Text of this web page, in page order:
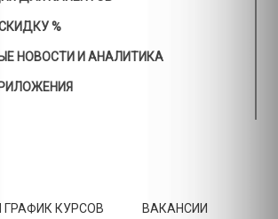
%
НОВОСТИ И АНАЛИТИКА
ГРАФИК КУРСОВ ВАКАНСИИ